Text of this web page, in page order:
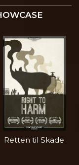
Retten til Skade